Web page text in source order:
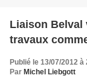
Liaison Belval
travaux
Publié le 13/07/2012 à
Par Michel Liebgott